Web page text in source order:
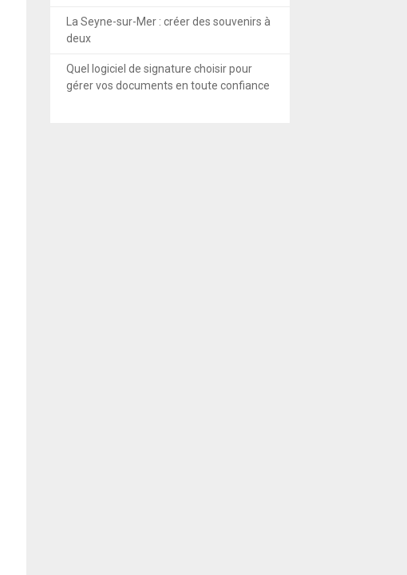
La Seyne-sur-Mer : créer des souvenirs à
deux
Quel logiciel de signature choisir pour
gérer vos documents en toute confiance